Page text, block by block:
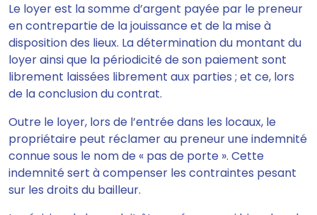
Le loyer est la somme d’argent payée par le preneur
en contrepartie de la jouissance et de la mise à
disposition des lieux. La détermination du montant du
loyer ainsi que la périodicité de son paiement sont
librement laissées librement aux parties ; et ce, lors
de la conclusion du contrat.
Outre le loyer, lors de l’entrée dans les locaux, le
propriétaire peut réclamer au preneur une indemnité
connue sous le nom de « pas de porte ». Cette
indemnité sert à compenser les contraintes pesant
sur les droits du bailleur.